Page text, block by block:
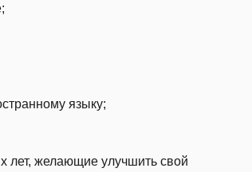
языку;
лет, желающие улучшить свой